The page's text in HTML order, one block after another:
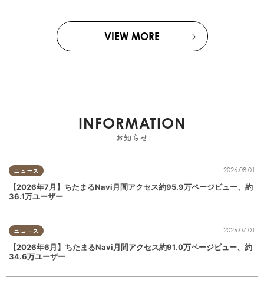
VIEW MORE
INFORMATION
お知らせ
ニュース 2026.08.01
【2026年7月】ちたまるNavi月間アクセス約95.9万ページビュー、約
36.1万ユーザー
ニュース 2026.07.01
【2026年6月】ちたまるNavi月間アクセス約91.0万ページビュー、約
34.6万ユーザー